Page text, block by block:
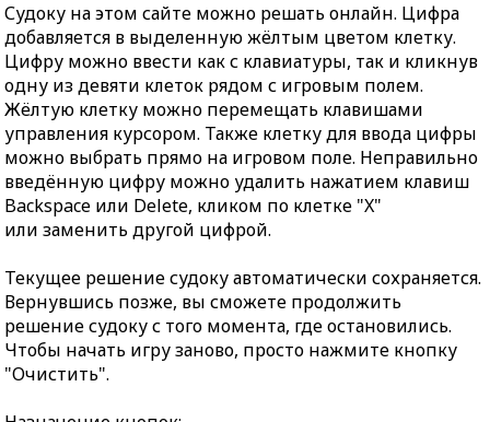
Судоку на этом сайте можно решать онлайн. Цифра
добавляется в выделенную жёлтым цветом клетку.
Цифру можно ввести как с клавиатуры, так и кликнув
одну из девяти клеток рядом с игровым полем.
Жёлтую клетку можно перемещать клавишами
управления курсором. Также клетку для ввода цифры
можно выбрать прямо на игровом поле. Неправильно
введённую цифру можно удалить нажатием клавиш
Backspace или Delete, кликом по клетке "X"
или заменить другой цифрой.
Текущее решение судоку автоматически сохраняется.
Вернувшись позже, вы сможете продолжить
решение судоку с того момента, где остановились.
Чтобы начать игру заново, просто нажмите кнопку
"Очистить".